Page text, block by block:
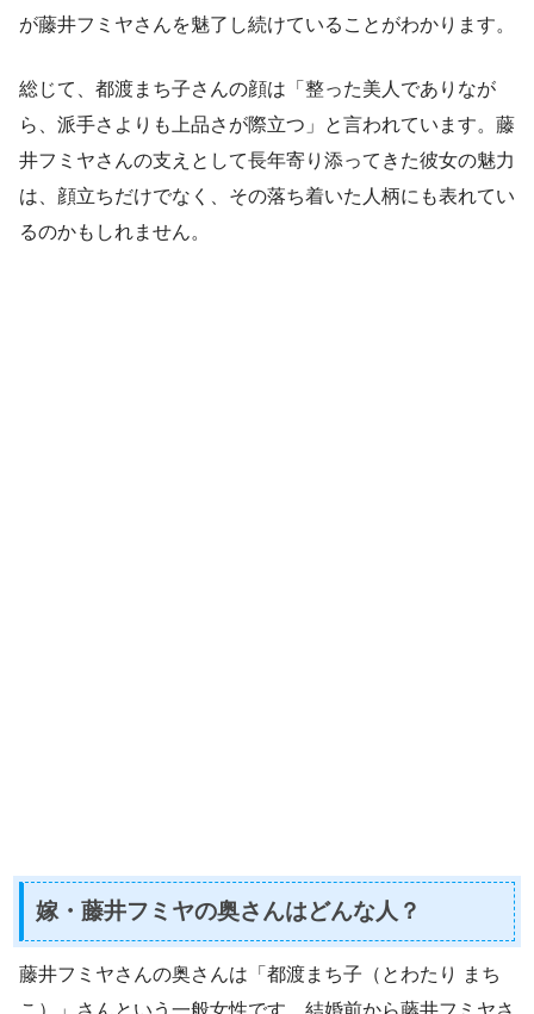
が藤井フミヤさんを魅了し続けていることがわかります。
総じて、都渡まち子さんの顔は「整った美人でありなが
ら、派手さよりも上品さが際立つ」と言われています。藤
井フミヤさんの支えとして長年寄り添ってきた彼女の魅力
は、顔立ちだけでなく、その落ち着いた人柄にも表れてい
るのかもしれません。
嫁・藤井フミヤの奥さんはどんな人？
藤井フミヤさんの奥さんは「都渡まち子（とわたり まち